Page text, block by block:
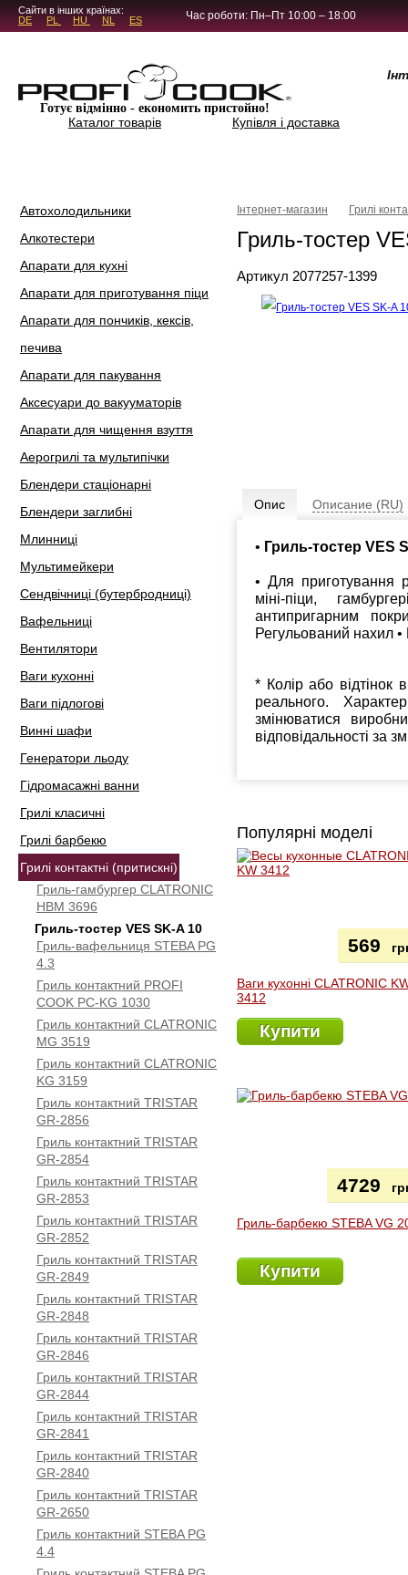
5.4.45Сайти в інших країнах:
DE
PL HU NL ES Час роботи: Пн–Пт 10:00 – 18:00
Готує відмінно - економить пристойно!
Каталог товарів Купівля і доставка
Автохолодильники
Алкотестери
Апарати для кухні
Апарати для приготування піци
Апарати для пончиків, кексів,
печива
Апарати для пакування
Аксесуари до вакууматорів
Апарати для чищення взуття
Аерогрилі та мультипічки
Блендери стаціонарні
Блендери заглибні
Млинниці
Мультимейкери
Сендвічниці (бутербродниці)
Вафельниці
Вентилятори
Ваги кухонні
Ваги підлогові
Винні шафи
Генератори льоду
Гідромасажні ванни
Грилі класичні
Грилі барбекю
Грилі контактні (притискні)
Гриль-гамбургер CLATRONIC
HBM 3696
Гриль-тостер VES SK-A 10
Гриль-вафельниця STEBA PG
4.3
Гриль контактний PROFI
COOK PC-KG 1030
Гриль контактний CLATRONIC
МG 3519
Гриль контактний CLATRONIC
KG 3159
Гриль контактний TRISTAR
GR-2856
Гриль контактний TRISTAR
GR-2854
Гриль контактний TRISTAR
GR-2853
Гриль контактний TRISTAR
GR-2852
Гриль контактний TRISTAR
GR-2849
Гриль контактний TRISTAR
GR-2848
Гриль контактний TRISTAR
GR-2846
Гриль контактний TRISTAR
GR-2844
Гриль контактний TRISTAR
GR-2841
Гриль контактний TRISTAR
GR-2840
Гриль контактний TRISTAR
GR-2650
Гриль контактний STEBA PG
4.4
Інтернет-магазин Грилі
Гриль-тостер
Артикул 2077257-1399
Опис Описание (RU)
• Гриль-тостер VES
• Для приготування
міні-піци,
антипригарним
Регульований нахил
* Колір або відтінок
реального.
змінюватися
відповідальності за
Популярні моделі
Ваги кухонні CLATRONIC
3412
569
Купити
Гриль-барбекю STEBA VG
4729
Купити